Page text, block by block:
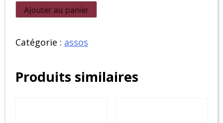
quantité
de
-
asso
Ajouter au panier
Catégorie : assos
Produits similaires